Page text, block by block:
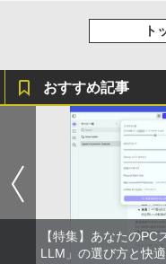
￥
3
【
追
ル
て
￥
ンク
￥-
【
レス
On
￥250
On
富
ウォ
by
強炭
art
￥
by
エー
ONE
クス
￥594
コミ
ト
おすすめ記事
【特集】あなたの
LLM」の選び方と快